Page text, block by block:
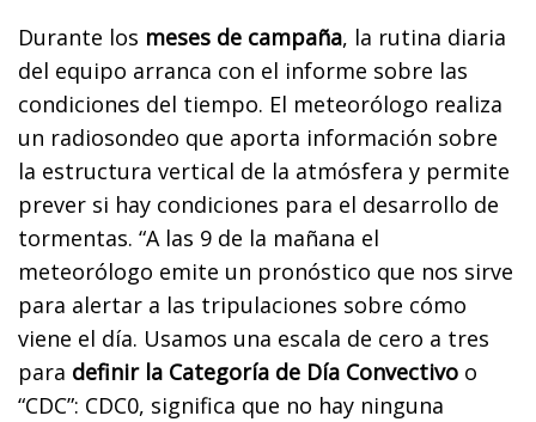
Durante los meses de campaña, la rutina diaria
del equipo arranca con el informe sobre las
condiciones del tiempo. El meteorólogo realiza
un radiosondeo que aporta información sobre
la estructura vertical de la atmósfera y permite
prever si hay condiciones para el desarrollo de
tormentas. “A las 9 de la mañana el
meteorólogo emite un pronóstico que nos sirve
para alertar a las tripulaciones sobre cómo
viene el día. Usamos una escala de cero a tres
para definir la Categoría de Día Convectivo o
“CDC”: CDC0, significa que no hay ninguna